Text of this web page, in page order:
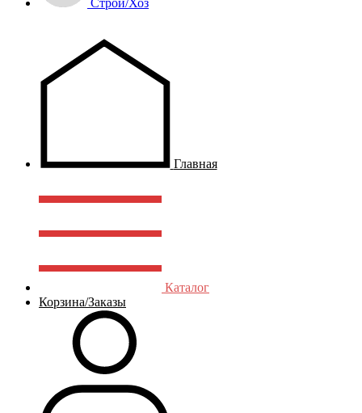
Строй/Хоз
Главная
Каталог
Корзина/Заказы